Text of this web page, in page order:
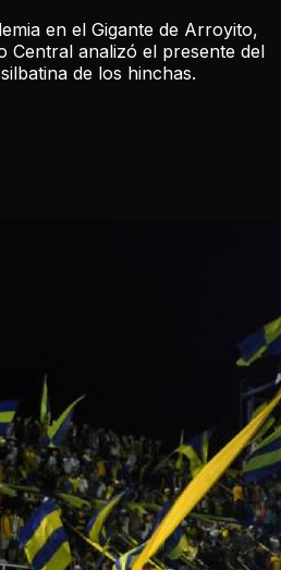
en el Gigante de Arroyito,
Central analizó el presente del
de los hinchas.